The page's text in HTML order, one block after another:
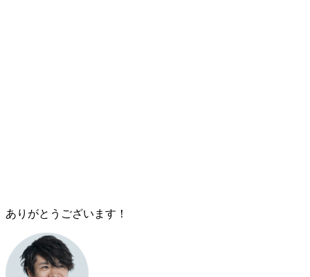
ありがとうございます！